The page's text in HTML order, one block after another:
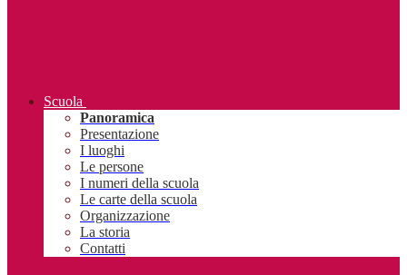
Scuola
Panoramica
Presentazione
I luoghi
Le persone
I numeri della scuola
Le carte della scuola
Organizzazione
La storia
Contatti